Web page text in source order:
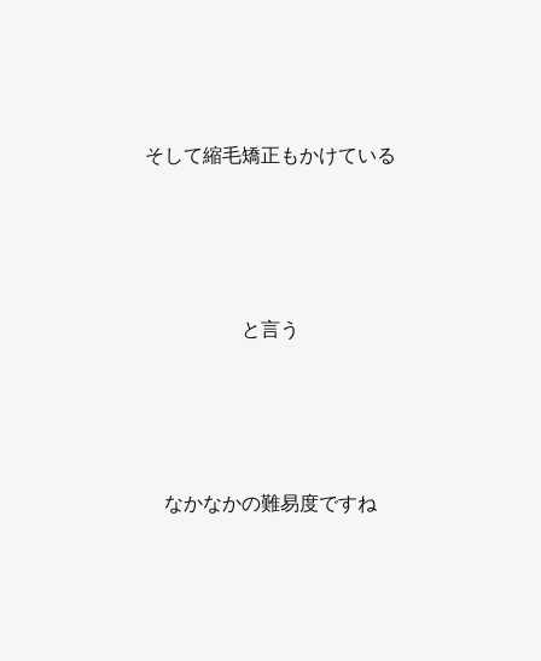
そして縮毛矯正もかけている
と言う
なかなかの難易度ですね